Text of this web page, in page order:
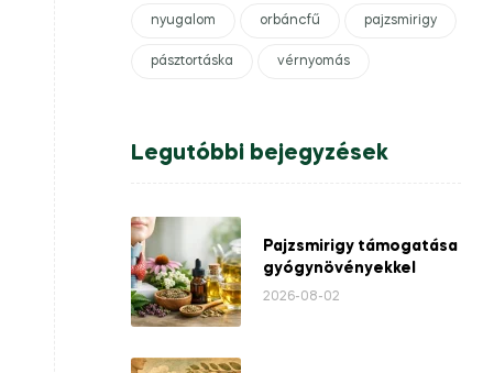
nyugalom orbáncfű pajzsmirigy
pásztortáska vérnyomás
Legutóbbi bejegyzések
Pajzsmirigy támogatása
gyógynövényekkel
2026-08-02